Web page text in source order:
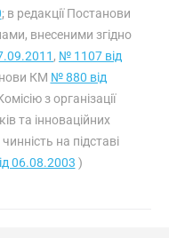
; в редакції Постанови
внесеними згідно
, № 1107 від
КМ № 880 від
з організації
та інноваційних
на підставі
06.08.2003 )